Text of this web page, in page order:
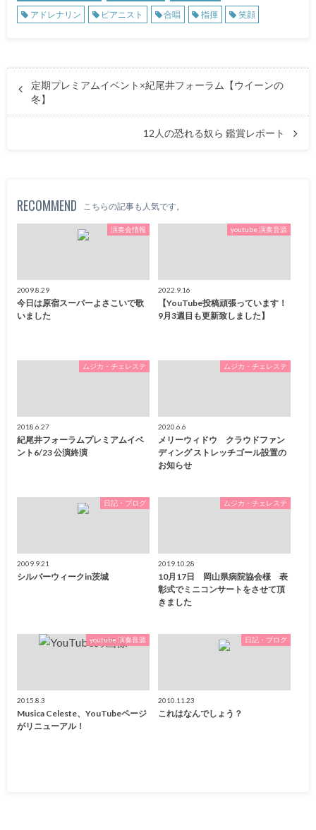
アドレナリン ピアニスト 合唱 指揮 笑顔
定期プレミアムイベント×紀尾井フォーラム【ウイーンの
冬】
12人の恐れる奴ら 鑑賞レポート
RECOMMEND こちらの記事も人気です。
演奏会情報
2009.8.29
今日は原宿スーパーよさこいで歌
いました
youtube 演奏音源
2022.9.16
【YouTube投稿頑張っています！
9月3週目も更新致しました】
ムジカ・チェレステ
2018.6.27
紀尾井フォーラムプレミアムイベ
ント6/23 公演終演
ムジカ・チェレステ
2020.6.6
メリーウィドウ クラウドファン
ディング ストレッチゴール設置の
お知らせ
日記・ブログ
2009.9.21
シルバーウィークin茨城
ムジカ・チェレステ
2019.10.28
10月17日 岡山県病院協会様 表
彰式でミニコンサートをさせて頂
きました
youtube 演奏音源
2015.8.3
Musica Celeste、YouTubeページ
がリニューアル！
日記・ブログ
2010.11.23
これはなんでしょう？